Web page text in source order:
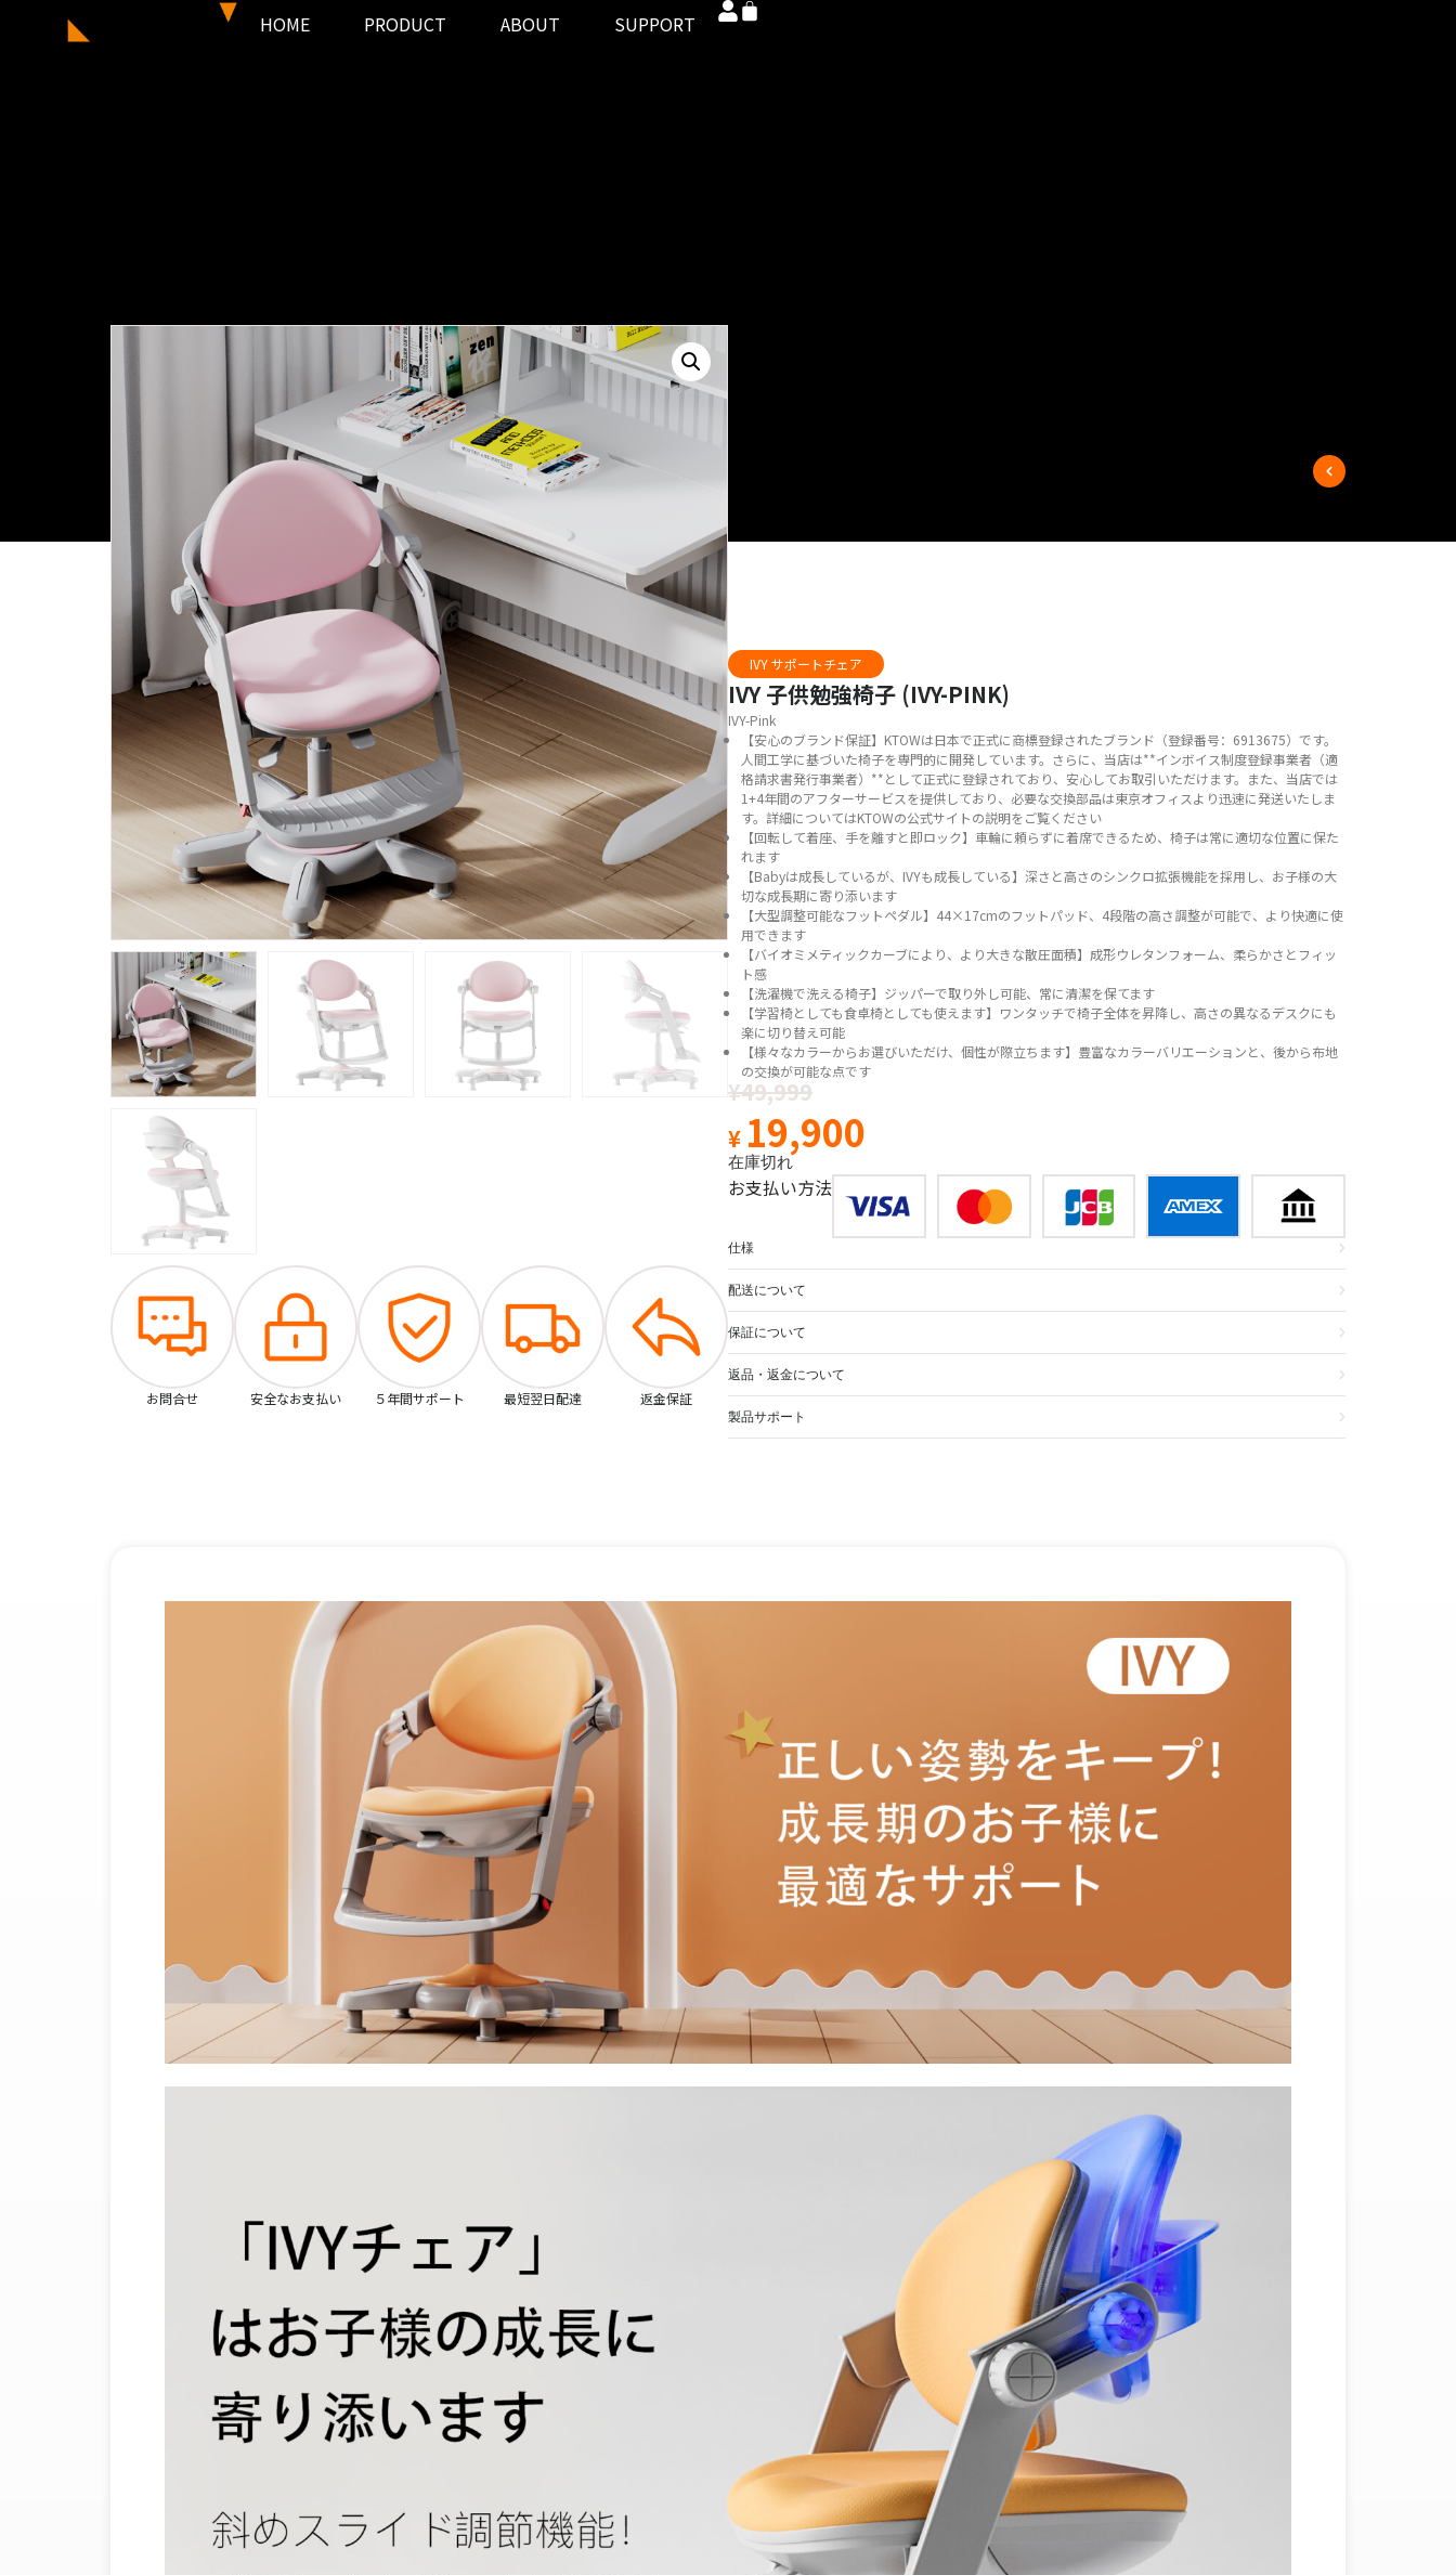
HOME PRODUCT ABOUT SUPPORT
お問合せ 安全なお支払い ５年間サポート 最短翌日配達 返金保証
IVY サポートチェア
IVY 子供勉強椅子 (IVY-PINK)
IVY-Pink
【安心のブランド保証】KTOWは日本で正式に商標登録されたブランド（登録番号：6913675）です。
人間工学に基づいた椅子を専門的に開発しています。さらに、当店は**インボイス制度登録事業者（適
格請求書発行事業者）**として正式に登録されており、安心してお取引いただけます。また、当店では
1+4年間のアフターサービスを提供しており、必要な交換部品は東京オフィスより迅速に発送いたしま
す。詳細についてはKTOWの公式サイトの説明をご覧ください
【回転して着座、手を離すと即ロック】車輪に頼らずに着席できるため、椅子は常に適切な位置に保た
れます
【Babyは成長しているが、IVYも成長している】深さと高さのシンクロ拡張機能を採用し、お子様の大
切な成長期に寄り添います
【大型調整可能なフットペダル】44×17cmのフットパッド、4段階の高さ調整が可能で、より快適に使
用できます
【バイオミメティックカーブにより、より大きな散圧面積】成形ウレタンフォーム、柔らかさとフィッ
ト感
【洗濯機で洗える椅子】ジッパーで取り外し可能、常に清潔を保てます
【学習椅としても食卓椅としても使えます】ワンタッチで椅子全体を昇降し、高さの異なるデスクにも
楽に切り替え可能
【様々なカラーからお選びいただけ、個性が際立ちます】豊富なカラーバリエーションと、後から布地
の交換が可能な点です
¥49,999
¥ 19,900
在庫切れ
お支払い方法
仕様
配送について
保証について
返品・返金について
製品サポート